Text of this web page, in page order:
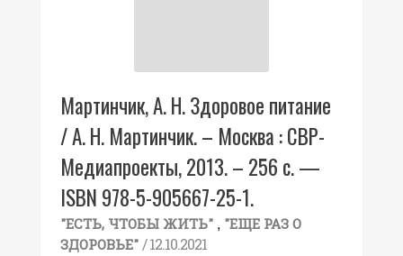
Мартинчик, А. Н. Здоровое питание
/ А. Н. Мартинчик. – Москва : СВР-
Медиапроекты, 2013. – 256 с. —
ISBN 978-5-905667-25-1.
"ЕСТЬ, ЧТОБЫ ЖИТЬ" , "ЕЩЕ РАЗ О
ЗДОРОВЬЕ" / 12.10.2021